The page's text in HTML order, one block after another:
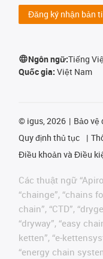
Đăng ký nhận bản
Ngôn ngữ:Tiếng
Quốc gia: Việt Nam
© igus, 2026 Bảo vệ
Quy định thủ tục
Điều khoản và Điều
Các thuật ngữ
“chainge”, “chains
chain”, “CTD”,
“dryway”, “easy
ketten”, “e-
“energy chain